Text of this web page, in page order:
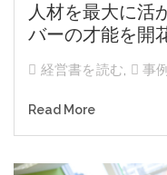
人材を最大に活
バーの才能を開
経営書を読む, 事
Read More